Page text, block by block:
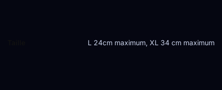
L 24cm maximum, XL 34 cm maximum